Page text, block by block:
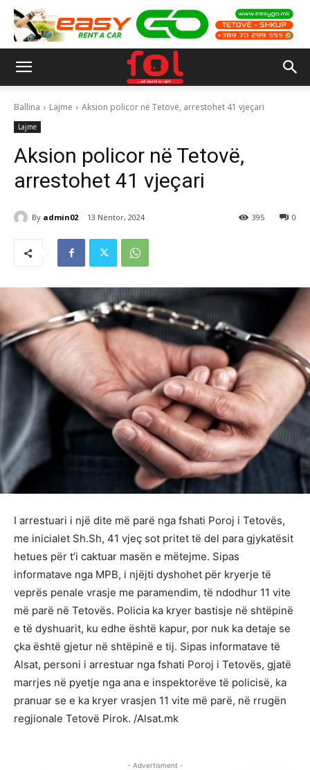
Ballina Lajme Aksion policor në Tetovë, arrestohet 41 vjeçari
Lajme
Aksion policor në Tetovë,
arrestohet 41 vjeçari
By admin02 13 Nëntor, 2024 0
395
I arrestuari i një dite më parë nga fshati Poroj i Tetovës,
me inicialet Sh.Sh, 41 vjeç sot pritet të del para gjykatësit
hetues për t’i caktuar masën e mëtejme. Sipas
informatave nga MPB, i njëjti dyshohet për kryerje të
veprës penale vrasje me paramendim, të ndodhur 11 vite
më parë në Tetovës. Policia ka kryer bastisje në shtëpinë
e të dyshuarit, ku edhe është kapur, por nuk ka detaje se
çka është gjetur në shtëpinë e tij. Sipas informatave të
Alsat, personi i arrestuar nga fshati Poroj i Tetovës, gjatë
marrjes në pyetje nga ana e inspektorëve të policisë, ka
pranuar se e ka kryer vrasjen 11 vite më parë, në rrugën
regjionale Tetovë Pirok. /Alsat.mk
- Advertisment -